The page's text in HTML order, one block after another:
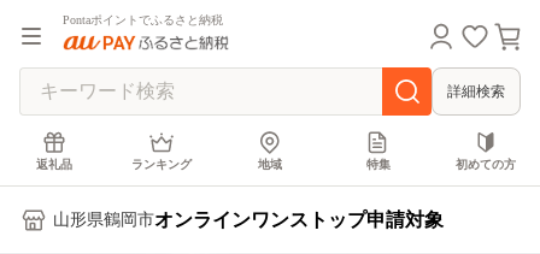
Pontaポイントでふるさと納税
詳細検索
返礼品 ランキング 地域 特集 初めての方
山形県鶴岡市オンラインワンストップ申請対象